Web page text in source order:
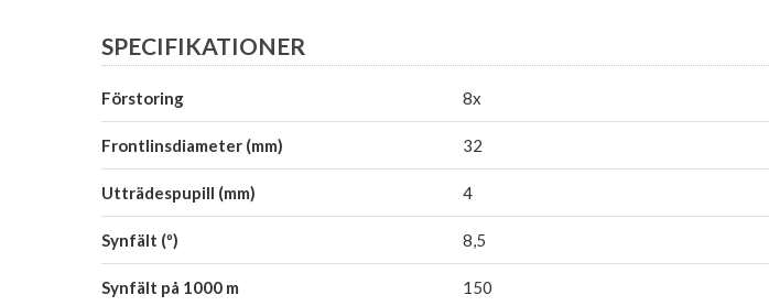
SPECIFIKATIONER
Förstoring 8x
Frontlinsdiameter (mm) 32
Utträdespupill (mm) 4
Synfält (º) 8,5
Synfält på 1000 m 150